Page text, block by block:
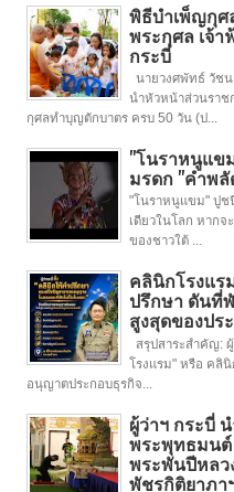
พิธีบำเพ็ญกุศ
พระกุศล เจ้
กระบี่
นายวงศพัทธ์ วัช
นำหัวหน้าส่วนราช
กุศลทำบุญตักบาตร ครบ 50 วัน (ป...
"โนราหนูแข
มรดก "คำพลั
"โนราหนูแขม" ปูช
เดียวในโลก หาก
ของชาวใต้ ...
คลินิกโรงแร
ปรึกษา ดันที่
สูงสุดของปร
สรุปสาระสำคัญ:
โรงแรม" หรือ คลิ
อนุญาตประกอบธุรกิจ...
ผู้ว่าฯ กระบี่
พระพุทธมนต์
พระพันปีหลว
พัชรกิติยาภ